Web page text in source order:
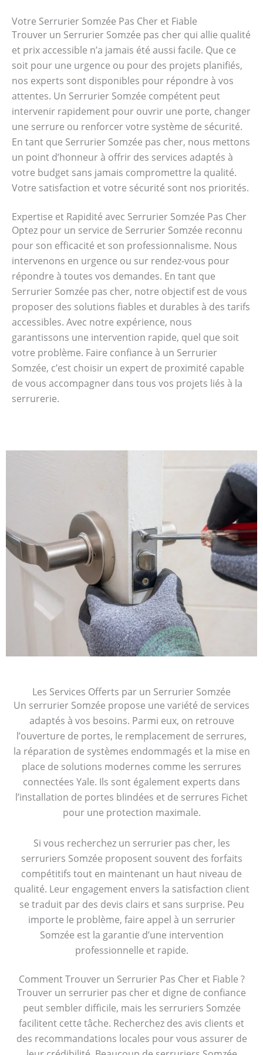
Votre Serrurier Somzée Pas Cher et Fiable
Trouver un Serrurier Somzée pas cher qui allie qualité
et prix accessible n’a jamais été aussi facile. Que ce
soit pour une urgence ou pour des projets planifiés,
nos experts sont disponibles pour répondre à vos
attentes. Un Serrurier Somzée compétent peut
intervenir rapidement pour ouvrir une porte, changer
une serrure ou renforcer votre système de sécurité.
En tant que Serrurier Somzée pas cher, nous mettons
un point d’honneur à offrir des services adaptés à
votre budget sans jamais compromettre la qualité.
Votre satisfaction et votre sécurité sont nos priorités.
Expertise et Rapidité avec Serrurier Somzée Pas Cher
Optez pour un service de Serrurier Somzée reconnu
pour son efficacité et son professionnalisme. Nous
intervenons en urgence ou sur rendez-vous pour
répondre à toutes vos demandes. En tant que
Serrurier Somzée pas cher, notre objectif est de vous
proposer des solutions fiables et durables à des tarifs
accessibles. Avec notre expérience, nous
garantissons une intervention rapide, quel que soit
votre problème. Faire confiance à un Serrurier
Somzée, c’est choisir un expert de proximité capable
de vous accompagner dans tous vos projets liés à la
serrurerie.
Les Services Offerts par un Serrurier Somzée
Un serrurier Somzée propose une variété de services
adaptés à vos besoins. Parmi eux, on retrouve
l’ouverture de portes, le remplacement de serrures,
la réparation de systèmes endommagés et la mise en
place de solutions modernes comme les serrures
connectées Yale. Ils sont également experts dans
l’installation de portes blindées et de serrures Fichet
pour une protection maximale.
Si vous recherchez un serrurier pas cher, les
serruriers Somzée proposent souvent des forfaits
compétitifs tout en maintenant un haut niveau de
qualité. Leur engagement envers la satisfaction client
se traduit par des devis clairs et sans surprise. Peu
importe le problème, faire appel à un serrurier
Somzée est la garantie d’une intervention
professionnelle et rapide.
Comment Trouver un Serrurier Pas Cher et Fiable ?
Trouver un serrurier pas cher et digne de confiance
peut sembler difficile, mais les serruriers Somzée
facilitent cette tâche. Recherchez des avis clients et
des recommandations locales pour vous assurer de